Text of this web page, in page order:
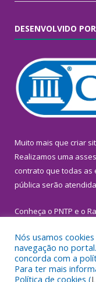
DESENVOLVIDO
Muito mais que criar
Realizamos uma
contrato que todas as
pública serão
Conheça o PNTP e o
Todos os
Nós usamos
navegação no
concorda com a
Para ter mais
Política de cookies (